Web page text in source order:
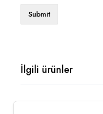
İlgili ürünler